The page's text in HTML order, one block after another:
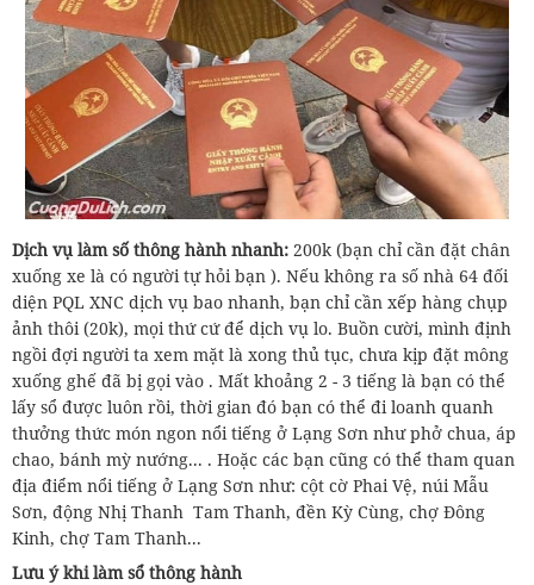
Dịch vụ làm số thông hành nhanh: 200k (bạn chỉ cần đặt chân
xuống xe là có người tự hỏi bạn ). Nếu không ra số nhà 64 đối
diện PQL XNC dịch vụ bao nhanh, bạn chỉ cần xếp hàng chụp
ảnh thôi (20k), mọi thứ cứ để dịch vụ lo. Buồn cười, mình định
ngồi đợi người ta xem mặt là xong thủ tục, chưa kịp đặt mông
xuống ghế đã bị gọi vào . Mất khoảng 2 - 3 tiếng là bạn có thể
lấy sổ được luôn rồi, thời gian đó bạn có thể đi loanh quanh
thưởng thức món ngon nổi tiếng ở Lạng Sơn như phở chua, áp
chao, bánh mỳ nướng... . Hoặc các bạn cũng có thể tham quan
địa điểm nổi tiếng ở Lạng Sơn như: cột cờ Phai Vệ, núi Mẫu
Sơn, động Nhị Thanh Tam Thanh, đền Kỳ Cùng, chợ Đông
Kinh, chợ Tam Thanh...
Lưu ý khi làm sổ thông hành